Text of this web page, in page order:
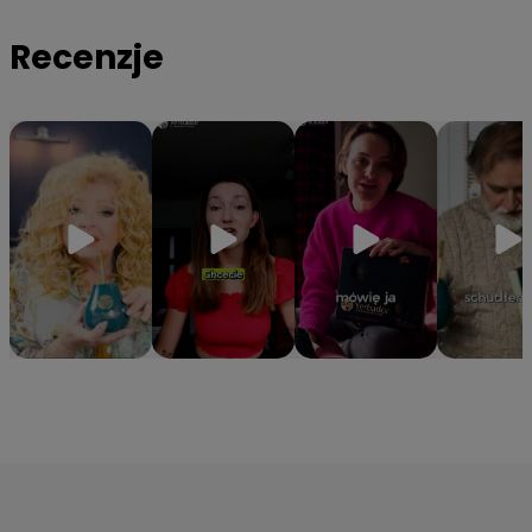
takie jak magnez, potas i cynk.
gwarantuje, że yerba zachowa 100% aromatu i świeżości od
pierwszego do ostatniego otwarcia.
Recenzje